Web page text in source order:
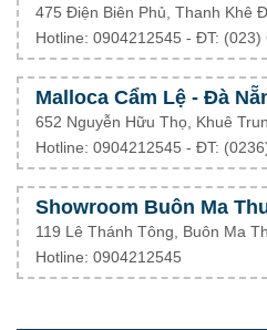
475 Điện Biên Phủ, Thanh Khê
Hotline: 0904212545 - ĐT: (023)
Malloca Cẩm Lệ - Đà
652 Nguyễn Hữu Thọ, Khuê
Hotline: 0904212545 - ĐT:
Showroom Buôn Ma
119 Lê Thánh Tông, Buôn Ma
Hotline: 0904212545